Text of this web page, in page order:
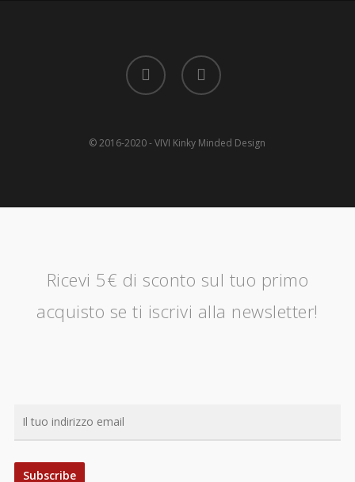
facebook instagram
© 2016-2020 - VIVI Kinky Minded Design
Ricevi 5€ di sconto sul tuo primo
acquisto se ti iscrivi alla newsletter!